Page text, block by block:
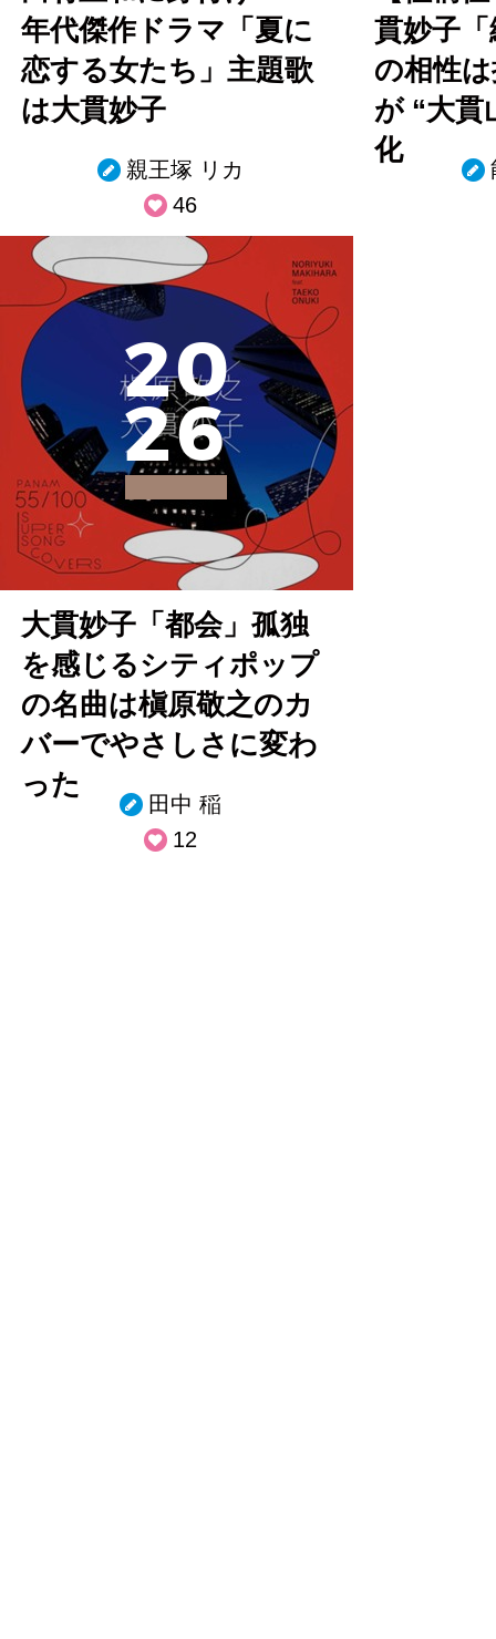
年代傑作ドラマ「夏に
恋する女たち」主題歌
は大貫妙子
親王塚 リカ
46
貫妙子
の相性
が “大貫
化
20
26
大貫妙子「都会」孤独
を感じるシティポップ
の名曲は槇原敬之のカ
バーでやさしさに変わ
った
田中 稲
12